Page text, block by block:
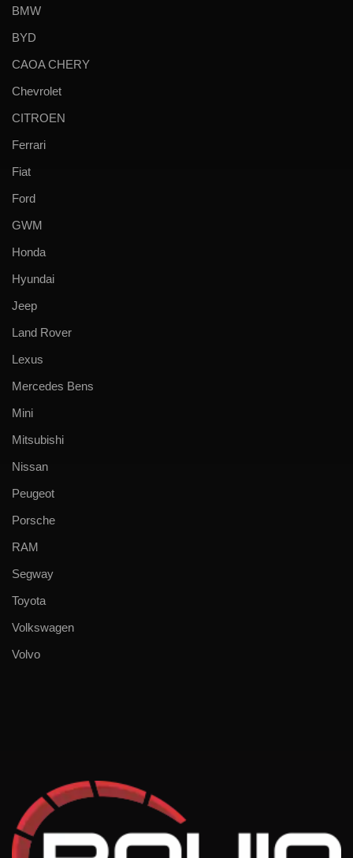
BMW
BYD
CAOA CHERY
Chevrolet
CITROEN
Ferrari
Fiat
Ford
GWM
Honda
Hyundai
Jeep
Land Rover
Lexus
Mercedes Bens
Mini
Mitsubishi
Nissan
Peugeot
Porsche
RAM
Segway
Toyota
Volkswagen
Volvo